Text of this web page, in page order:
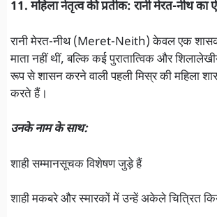
11. महिला नेतृत्व की प्रतीक: रानी मेरत-नीथ का
रानी मेरत-नीथ (Meret-Neith) केवल एक शासक
माता नहीं थीं, बल्कि कई पुरातात्विक और
रूप से शासन करने वाली पहली मिस्र की महिला
करते हैं।
उनके नाम के साथ:
शाही सम्मानसूचक विशेषण जुड़े हैं
शाही मकबरे और स्मारकों में उन्हें अकेले चित्रित